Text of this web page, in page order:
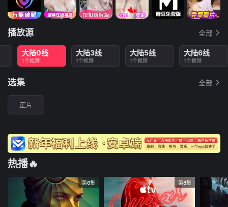
播放源 全部
大陆0线
1个视频
大陆3线
1个视频
大陆5线
1个视频
大陆6线
1个视频
选集 全部
正片
热播🔥
第6集 第8集